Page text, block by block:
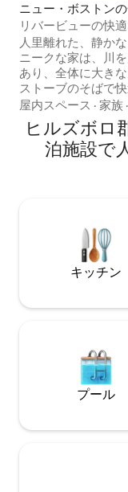
ニュー・ボストン
リバービューの快
人里離れた、静か
ニークな家は、川
あり、全体に大き
ストーブのそばで
泊施設に隣接する
探索したりできま
ー休暇に必要なも
す。冬季は6名様
マウンテンでスキ
分です。近くにハ
ーイング、クロス
レイルがあります。
屋内スペース · 家族 ·
ヒルズボロ
泊施設で
キッチン
プール